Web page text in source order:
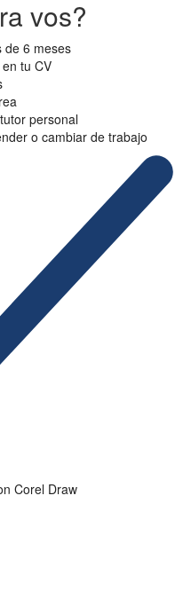
vos?
de 6 meses
tu CV
personal
o cambiar de trabajo
Corel Draw